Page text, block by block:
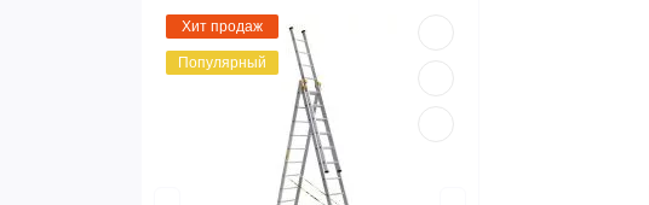
Хит продаж
Популярный